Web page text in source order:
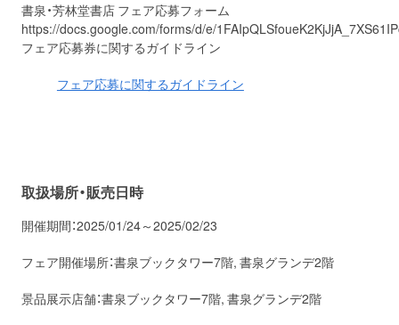
書泉・芳林堂書店 フェア応募フォーム
https://docs.google.com/forms/d/e/
フェア応募券に関するガイドライン
フェア応募に関するガイドライン
取扱場所・販売日時
開催期間：2025/01/24～2025/02/23
フェア開催場所：書泉ブックタワー7階, 書泉グランデ2階
景品展示店舗：書泉ブックタワー7階, 書泉グランデ2階